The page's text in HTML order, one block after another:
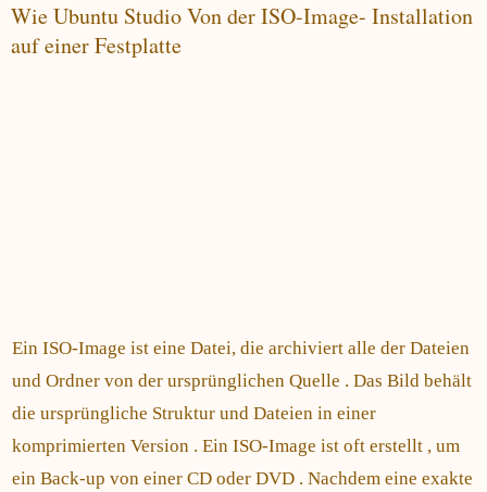
Wie Ubuntu Studio Von der ISO-Image- Installation
auf einer Festplatte
Ein ISO-Image ist eine Datei, die archiviert alle der Dateien
und Ordner von der ursprünglichen Quelle . Das Bild behält
die ursprüngliche Struktur und Dateien in einer
komprimierten Version . Ein ISO-Image ist oft erstellt , um
ein Back-up von einer CD oder DVD . Nachdem eine exakte